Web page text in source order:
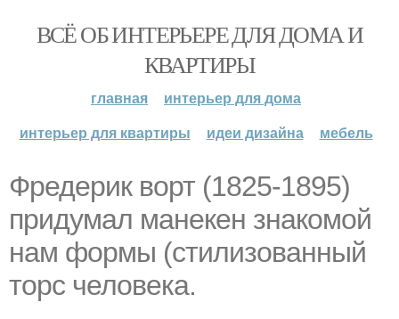
ВСЁ ОБ ИНТЕРЬЕРЕ ДЛЯ ДОМА И
КВАРТИРЫ
главная
интерьер для дома
интерьер для квартиры
идеи дизайна мебель
Фредерик ворт (1825-1895)
придумал манекен знакомой
нам формы (стилизованный
торс человека.